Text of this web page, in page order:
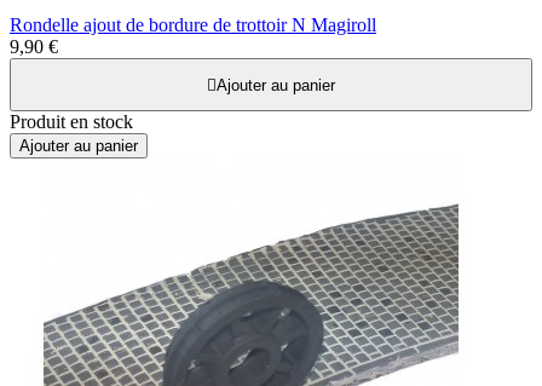
Rondelle ajout de bordure de trottoir N Magiroll
9,90 €
Ajouter au panier
Produit en stock
Ajouter au panier